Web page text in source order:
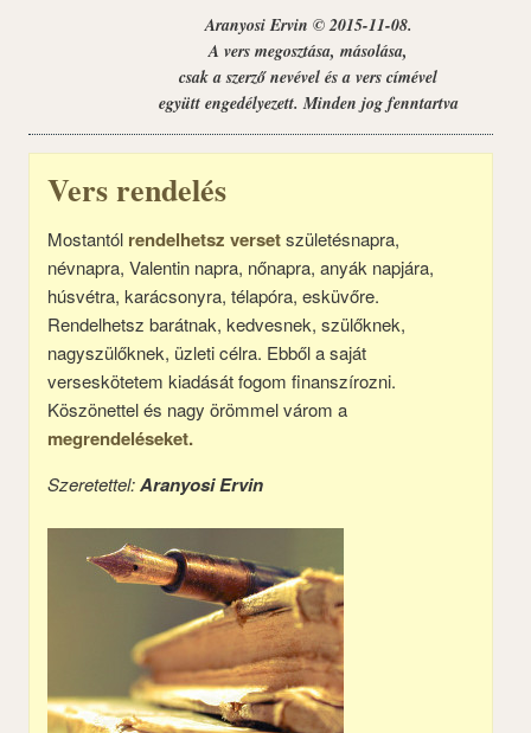
Aranyosi Ervin © 2015-11-08.
A vers megosztása, másolása,
csak a szerző nevével és a vers címével
együtt engedélyezett. Minden jog fenntartva
Vers rendelés
Mostantól rendelhetsz versetszületésnapra,
névnapra, Valentin napra, nőnapra, anyák napjára,
húsvétra, karácsonyra, télapóra, esküvőre.
Rendelhetsz barátnak, kedvesnek, szülőknek,
nagyszülőknek, üzleti célra. Ebből a saját
verseskötetem kiadását fogom finanszírozni.
Köszönettel és nagy örömmel várom a
megrendeléseket.
Szeretettel:Aranyosi Ervin